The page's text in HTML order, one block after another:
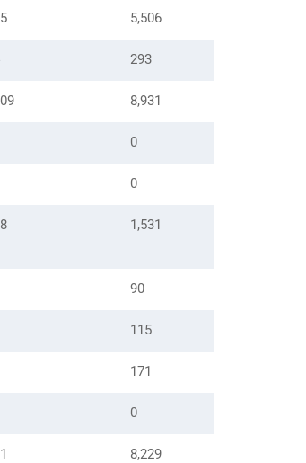
5,506
293
8,931
0
0
1,531
90
115
171
0
8,229